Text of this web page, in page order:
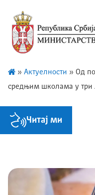
» Актуелности » Од
средњим школама у три
Читај ми